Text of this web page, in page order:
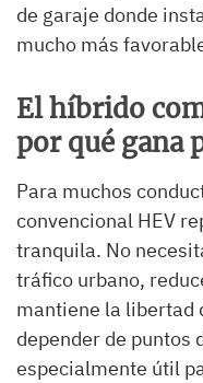
de garaje donde
mucho más
El híbrido
por qué gana
Para muchos
convencional HEV
tranquila. No
tráfico urbano,
mantiene la libertad
depender de puntos
especialmente útil